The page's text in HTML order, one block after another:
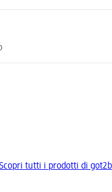
Scopri tutti i prodotti di got2b